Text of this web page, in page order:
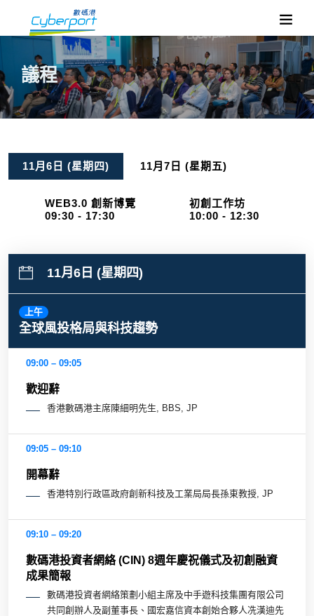
議程
11月6日 (星期四) 11月7日 (星期五)
WEB3.0 創新博覽
09:30 - 17:30
初創工作坊
10:00 - 12:30
11月6日 (星期四)
上午
全球風投格局與科技趨勢
09:00 – 09:05
歡迎辭
香港數碼港主席陳細明先生, BBS, JP
09:05 – 09:10
開幕辭
香港特別行政區政府創新科技及工業局局長孫東教授, JP
09:10 – 09:20
數碼港投資者網絡 (CIN) 8週年慶祝儀式及初創融資
成果簡報
數碼港投資者網絡策劃小組主席及中手遊科技集團有限公司
共同創辦人及副董事長、國宏嘉信資本創始合夥人冼漢迪先